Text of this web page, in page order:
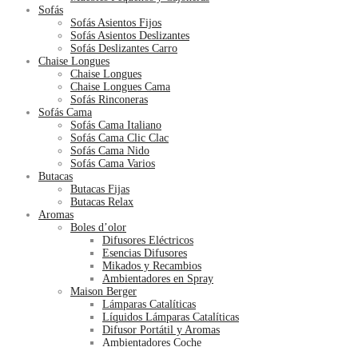
Sofás
Sofás Asientos Fijos
Sofás Asientos Deslizantes
Sofás Deslizantes Carro
Chaise Longues
Chaise Longues
Chaise Longues Cama
Sofás Rinconeras
Sofás Cama
Sofás Cama Italiano
Sofás Cama Clic Clac
Sofás Cama Nido
Sofás Cama Varios
Butacas
Butacas Fijas
Butacas Relax
Aromas
Boles d’olor
Difusores Eléctricos
Esencias Difusores
Mikados y Recambios
Ambientadores en Spray
Maison Berger
Lámparas Catalíticas
Líquidos Lámparas Catalíticas
Difusor Portátil y Aromas
Ambientadores Coche